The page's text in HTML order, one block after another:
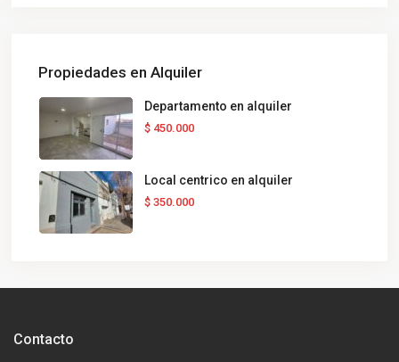
Propiedades en Alquiler
Departamento en alquiler
$ 450.000
Local centrico en alquiler
$ 350.000
Contacto